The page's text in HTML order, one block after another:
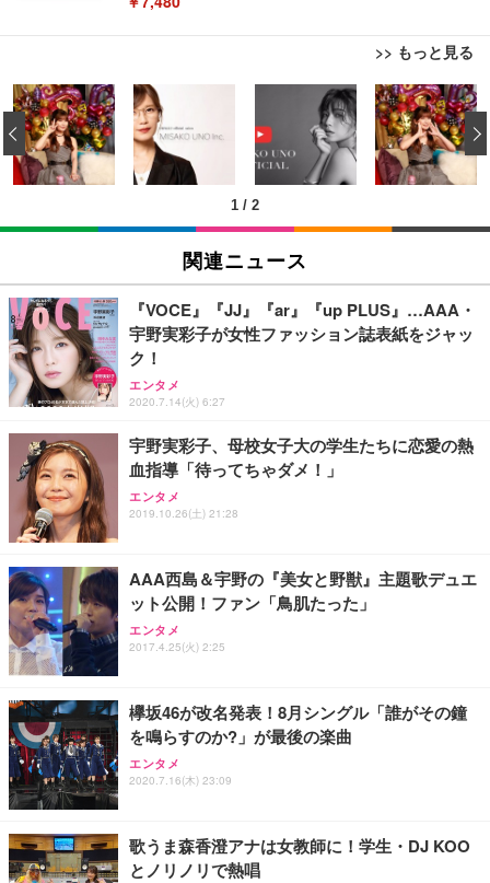
>> もっと見る
[EdoErgo] オフィスチェア 椅子 テレワーク 疲れな
い 跳ね上げ式アームレスト コンパクト 約105度ロッ
キング pc 事務椅子 360度回転 座面昇降 強化ナイロ
ン樹脂ベース 通気性メッシュ 在宅ワーク H-WY01
(黒網+黒枠+黒足)
￥5,699
SIHOO B100 オフィスチェア／デスクチェア メッシ
ュチェア 人間工学 疲れない ブラック
￥27,999
Sezlife オフィスチェア デスクチェア 疲れない テレ
ワーク チェア 強化バックレスト 30度ロッキング機
能 人間工学 椅子 腰サポート 90度跳ね上げ式アーム
レスト 3Dヘッドレスト ハンガー付き 高反発クッシ
務用 おしゃれ パソコンチェア (ブラック)
Sezlife オフィスチェア デスクチェア 疲れない テレ
ワーク チェア 強化バックレスト 30度ロッキング機
能 人間工学 椅子 腰サポート 90度跳ね上げ式アーム
務用 おしゃれ パソコンチェア (ホワイト)
ANDWINT オフィスチェア デスクチェア 肘なし メ
ッシュ 通気性 ランバーサポート付き 腰サポート ガ
ス圧無段階昇降 360度回転 キャスター付き コンパク
EIZO ビジネス向けプレミアムモニター | FlexScan
EV3240X-WT | 31.5型4K UHD・USB Type-C・ホワ
イト
￥105,595
EIZO ビジネス向けプレミアムモニター | FlexScan
【純正品】27"ゲーミングモニター DualSense 充電
フック付き（CFI-ZDM1J）
￥49,979
【整備済み品】Dell E2724HS 27インチ 液晶モニタ
ー フルHD（1920×1080）VA 非光沢 HDMI/DisplayP
ort/VGA スピーカー内蔵 高さ調整 スイベル VESA対
【MiniLED/24.5inch/280Hz/FHD】GRAPHT THE S
HOOTER Gaming Monitor 24” Essential ゲーミン
グモニター QD 24.5インチ 1ms FHD 量子ドット 残
Amazonベーシック ペットシーツ 薄型 レギュラー 1
回使い捨て 無香料 ホワイト 300枚
￥3,373
Amazonベーシック ペットシーツ 厚型 ワイド 42枚
x2袋(84枚) ホワイト(吸収面:ライトブルー)
￥3,234
ネオ・ルーライフ ネオ・オムツ L 中型犬用 26枚入
り 単品
￥1,800
Smart Basic(スマートベーシック) 【Amazon.co.jp
限定】 Smart Basic アイリスオーヤマ ペットシーツ
超厚型 お徳用 ワイド 100枚入 (x 1) (ケース販売)
アイリスオーヤマ ペットシーツ 超厚型 お徳用 レギ
ュラー 200枚入【Amazon.co.jp限定】
1 / 2
‹
関連ニュース
『VOCE』『JJ』『ar』『up PLUS』…AAA・
宇野実彩子が女性ファッション誌表紙をジャッ
ク！
エンタメ
2020.7.14(火) 6:27
宇野実彩子、母校女子大の学生たちに恋愛の熱
血指導「待ってちゃダメ！」
エンタメ
2019.10.26(土) 21:28
AAA西島＆宇野の『美女と野獣』主題歌デュエ
ット公開！ファン「鳥肌たった」
エンタメ
2017.4.25(火) 2:25
欅坂46が改名発表！8月シングル「誰がその鐘
を鳴らすのか?」が最後の楽曲
エンタメ
2020.7.16(木) 23:09
歌うま森香澄アナは女教師に！学生・DJ KOO
とノリノリで熱唱